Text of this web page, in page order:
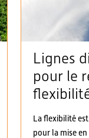
Lignes
pour le
La flexibilité
pour la mise